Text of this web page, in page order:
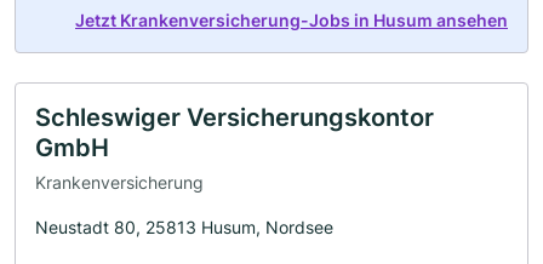
Jetzt Krankenversicherung-Jobs in Husum ansehen
Schleswiger Versicherungskontor
GmbH
Krankenversicherung
Neustadt 80, 25813 Husum, Nordsee